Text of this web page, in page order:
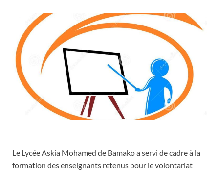
Le Lycée Askia Mohamed de Bamako a servi de cadre à la
formation des enseignants retenus pour le volontariat